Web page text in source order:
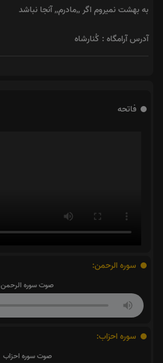
به بهشت نمیروم اگر ,,مادرم,, آنجا نباشد
آدرس آرامگاه : کُنارشاه
فاتحه
سوره الرحمن:
صوت سوره الرحمن
سوره احزاب:
صوت سوره احزاب